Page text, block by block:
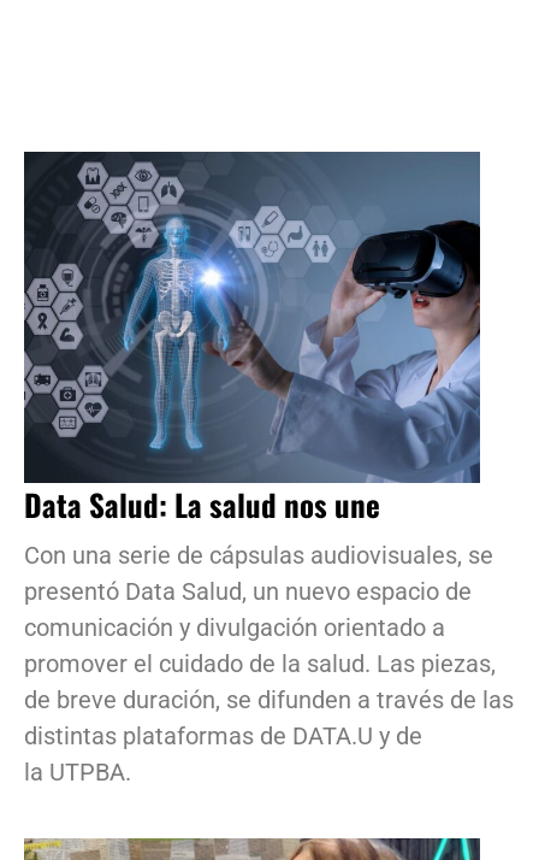
Data Salud: La salud nos une
Con una serie de cápsulas audiovisuales, se
presentó Data Salud, un nuevo espacio de
comunicación y divulgación orientado a
promover el cuidado de la salud. Las piezas,
de breve duración, se difunden a través de las
distintas plataformas de DATA.U y de
la UTPBA.